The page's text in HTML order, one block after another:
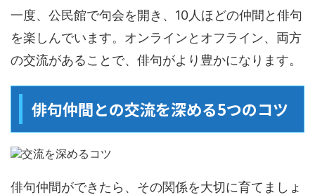
一度、公民館で句会を開き、10人ほどの仲間と俳句
を楽しんでいます。オンラインとオフライン、両方
の交流があることで、俳句がより豊かになります。
俳句仲間との交流を深める5つのコツ
俳句仲間ができたら、その関係を大切に育てましょ